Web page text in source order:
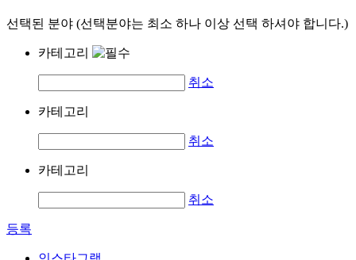
선택된 분야 (선택분야는 최소 하나 이상 선택 하셔야 합니다.)
카테고리
취소
카테고리
취소
카테고리
취소
등록